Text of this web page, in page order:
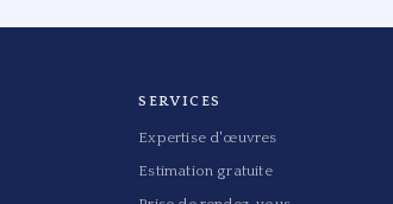
SERVICES
Expertise d'œuvres
Estimation gratuite